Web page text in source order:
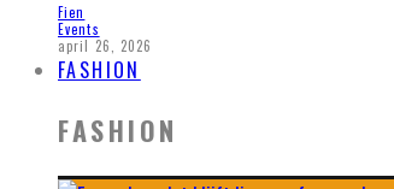
Fien
Events
april 26, 2026
FASHION
FASHION